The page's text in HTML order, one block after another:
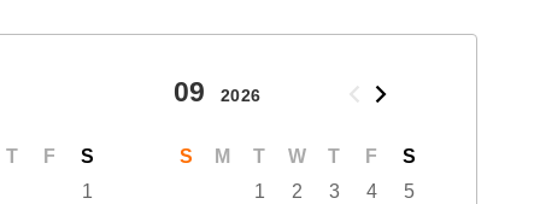
T F
S
1
09 2026
S M T W T F
S
1
2 3 4
5